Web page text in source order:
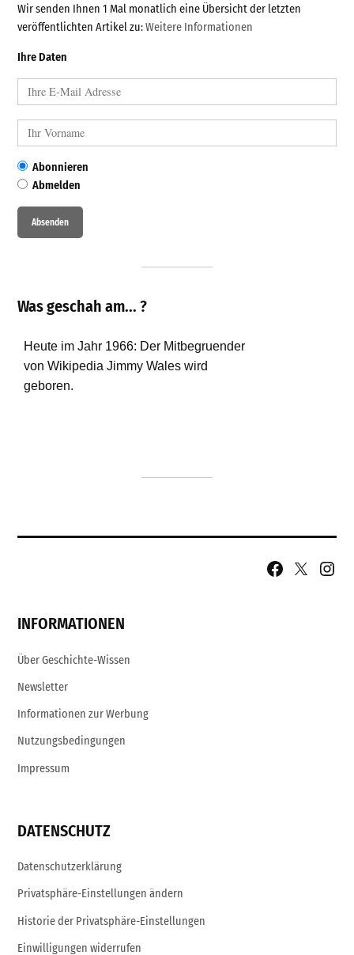
Wir senden Ihnen 1 Mal monatlich eine Übersicht der letzten
veröffentlichten Artikel zu:Weitere Informationen
Ihre Daten
Abonnieren
Abmelden
Was geschah am... ?
Facebook
X
INFORMATIONEN
Über Geschichte-Wissen
Newsletter
Informationen zur Werbung
Nutzungsbedingungen
Impressum
DATENSCHUTZ
Datenschutzerklärung
Privatsphäre-Einstellungen ändern
Historie der Privatsphäre-Einstellungen
Einwilligungen widerrufen